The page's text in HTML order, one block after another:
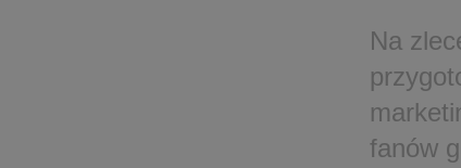
Na
fanów